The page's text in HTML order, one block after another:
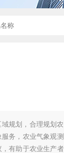
规划，合理规划
务，农业气象观
有助于农业生产